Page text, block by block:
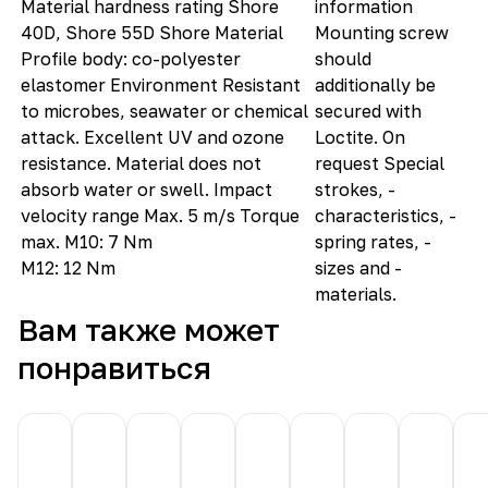
Material hardness rating Shore
40D, Shore 55D Shore Material
Profile body: co-polyester
elastomer Environment Resistant
to microbes, seawater or chemical
attack. Excellent UV and ozone
resistance. Material does not
absorb water or swell. Impact
velocity range Max. 5 m/s Torque
max. M10: 7 Nm
M12: 12 Nm
information
Mounting screw
should
additionally be
secured with
Loctite. On
request Special
strokes, -
characteristics, -
spring rates, -
sizes and -
materials.
Вам также может
понравиться